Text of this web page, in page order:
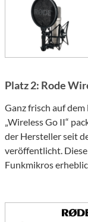
Platz 2: Rode
Ganz frisch auf
„Wireless Go II“
der Hersteller seit
veröffentlicht.
Funkmikros